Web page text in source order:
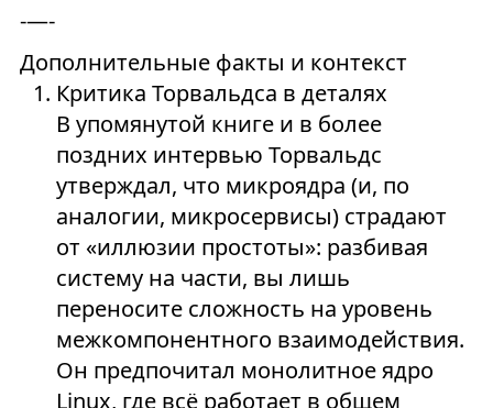
-—-
Дополнительные факты и контекст
Критика Торвальдса в деталях
В упомянутой книге и в более
поздних интервью Торвальдс
утверждал, что микроядра (и, по
аналогии, микросервисы) страдают
от «иллюзии простоты»: разбивая
систему на части, вы лишь
переносите сложность на уровень
межкомпонентного взаимодействия.
Он предпочитал монолитное ядро
Linux, где всё работает в общем